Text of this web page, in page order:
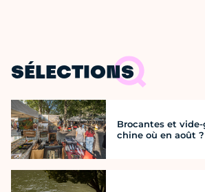
SÉLECTIONS
Brocantes et vide-
chine où en août ?